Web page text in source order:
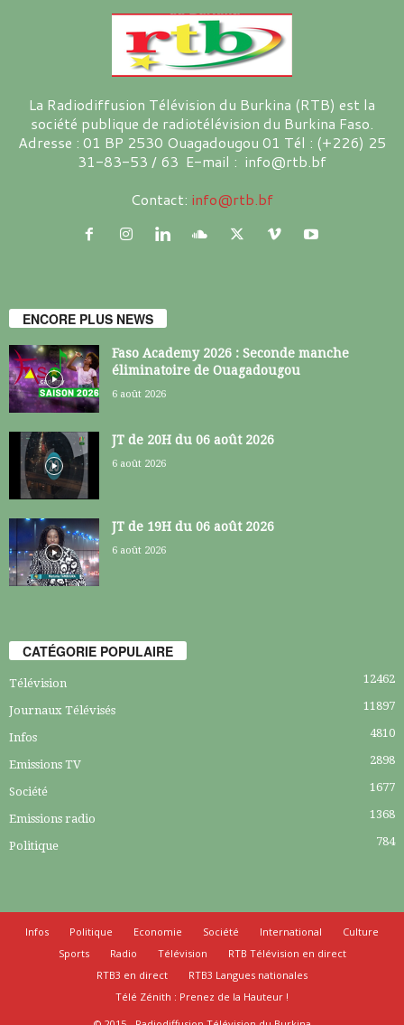
La Radiodiffusion Télévision du Burkina (RTB) est la
société publique de radiotélévision du Burkina Faso.
Adresse : 01 BP 2530 Ouagadougou 01 Tél : (+226) 25
31-83-53 / 63 E-mail : info@rtb.bf
Contact: info@rtb.bf
ENCORE PLUS NEWS
Faso Academy 2026 : Seconde manche
éliminatoire de Ouagadougou
6 août 2026
JT de 20H du 06 août 2026
6 août 2026
JT de 19H du 06 août 2026
6 août 2026
CATÉGORIE POPULAIRE
Télévision 12462
Journaux Télévisés 11897
Infos 4810
Emissions TV 2898
Société 1677
Emissions radio 1368
Politique 784
Infos Politique Economie Société International
Culture
Sports
Radio Télévision
RTB Télévision en direct
RTB3 en direct
RTB3 Langues nationales
Télé Zénith : Prenez de la Hauteur !